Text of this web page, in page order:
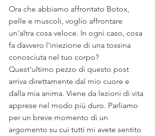
Ora che abbiamo affrontato Botox,
pelle e muscoli, voglio affrontare
un'altra cosa veloce. In ogni caso, cosa
fa davvero l'iniezione di una tossina
conosciuta nel tuo corpo?
Quest'ultimo pezzo di questo post
arriva direttamente dal mio cuore e
dalla mia anima. Viene da lezioni di vita
apprese nel modo più duro. Parliamo
per un breve momento di un
argomento su cui tutti mi avete sentito